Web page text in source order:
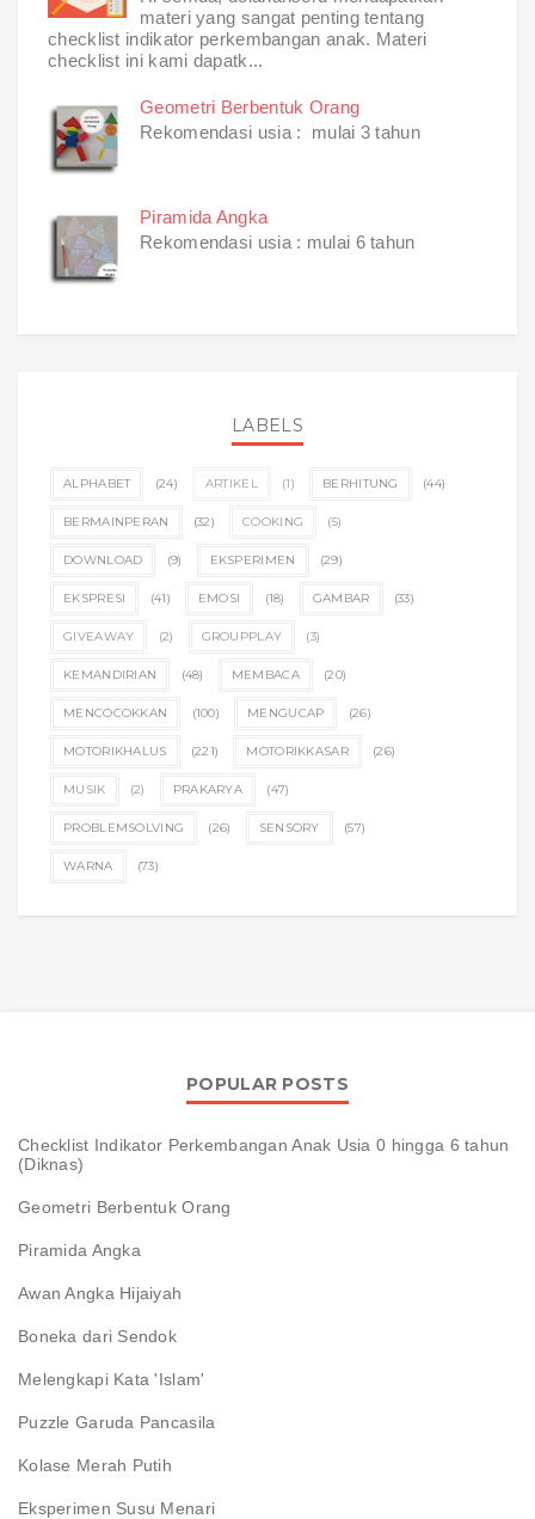
materi yang sangat penting tentang
checklist indikator perkembangan anak. Materi
checklist ini kami dapatk...
Geometri Berbentuk Orang
Rekomendasi usia : mulai 3 tahun
Piramida Angka
Rekomendasi usia : mulai 6 tahun
LABELS
ALPHABET (24) ARTIKEL (1) BERHITUNG (44)
BERMAINPERAN (32) COOKING (5)
DOWNLOAD (9) EKSPERIMEN (29)
EKSPRESI (41) EMOSI (18) GAMBAR (33)
GIVEAWAY (2) GROUPPLAY (3)
KEMANDIRIAN (48) MEMBACA (20)
MENCOCOKKAN (100) MENGUCAP (26)
MOTORIKHALUS (221) MOTORIKKASAR (26)
MUSIK (2) PRAKARYA (47)
PROBLEMSOLVING (26) SENSORY (57)
WARNA (73)
POPULAR POSTS
Checklist Indikator Perkembangan Anak Usia 0 hingga 6 tahun
(Diknas)
Geometri Berbentuk Orang
Piramida Angka
Awan Angka Hijaiyah
Boneka dari Sendok
Melengkapi Kata 'Islam'
Puzzle Garuda Pancasila
Kolase Merah Putih
Eksperimen Susu Menari